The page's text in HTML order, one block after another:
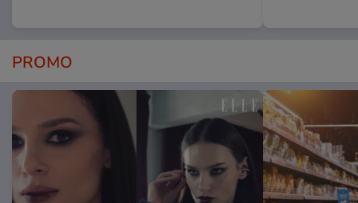
PROMO